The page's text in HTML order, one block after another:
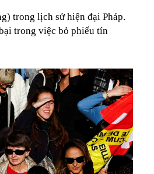
trong lịch sử hiện đại Pháp.
trong việc bỏ phiếu tín